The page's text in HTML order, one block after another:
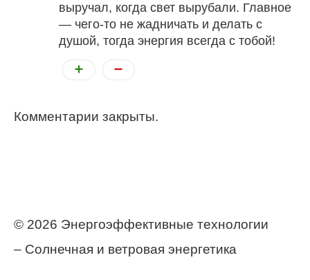
выручал, когда свет вырубали. Главное
— чего-то не жадничать и делать с
душой, тогда энергия всегда с тобой!
Комментарии закрыты.
© 2026 Энергоэффективные технологии
– Солнечная и ветровая энергетика